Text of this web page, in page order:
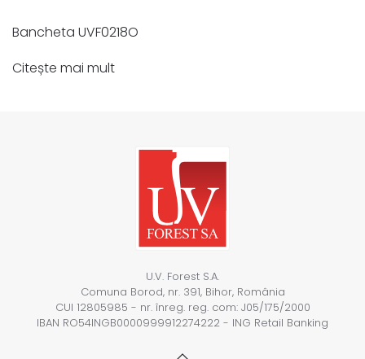
Bancheta UVF0218O
Citește mai mult
U.V. Forest S.A.
Comuna Borod, nr. 391, Bihor, România
CUI 12805985 - nr. înreg. reg. com: J05/175/2000
IBAN RO54INGB0000999912274222 - ING Retail Banking